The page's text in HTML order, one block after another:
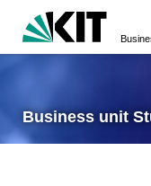
Business unit